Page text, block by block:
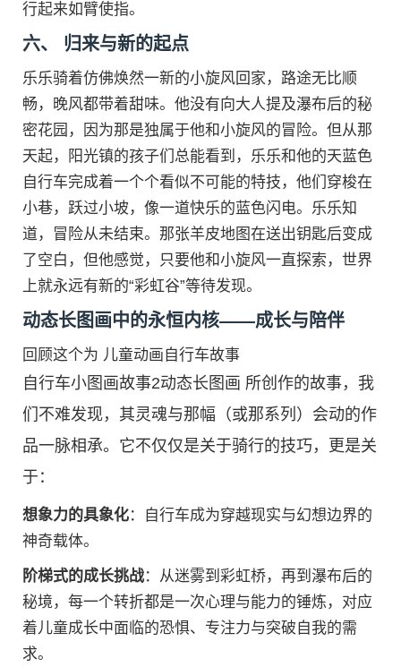
行起来如臂使指。
六、 归来与新的起点
乐乐骑着仿佛焕然一新的小旋风回家，路途无比顺
畅，晚风都带着甜味。他没有向大人提及瀑布后的秘
密花园，因为那是独属于他和小旋风的冒险。但从那
天起，阳光镇的孩子们总能看到，乐乐和他的天蓝色
自行车完成着一个个看似不可能的特技，他们穿梭在
小巷，跃过小坡，像一道快乐的蓝色闪电。乐乐知
道，冒险从未结束。那张羊皮地图在送出钥匙后变成
了空白，但他感觉，只要他和小旋风一直探索，世界
上就永远有新的“彩虹谷”等待发现。
动态长图画中的永恒内核——成长与陪伴
回顾这个为 儿童动画自行车故事
自行车小图画故事2动态长图画 所创作的故事，我
们不难发现，其灵魂与那幅（或那系列）会动的作
品一脉相承。它不仅仅是关于骑行的技巧，更是关
于：
想象力的具象化：自行车成为穿越现实与幻想边界的
神奇载体。
阶梯式的成长挑战：从迷雾到彩虹桥，再到瀑布后的
秘境，每一个转折都是一次心理与能力的锤炼，对应
着儿童成长中面临的恐惧、专注力与突破自我的需
求。